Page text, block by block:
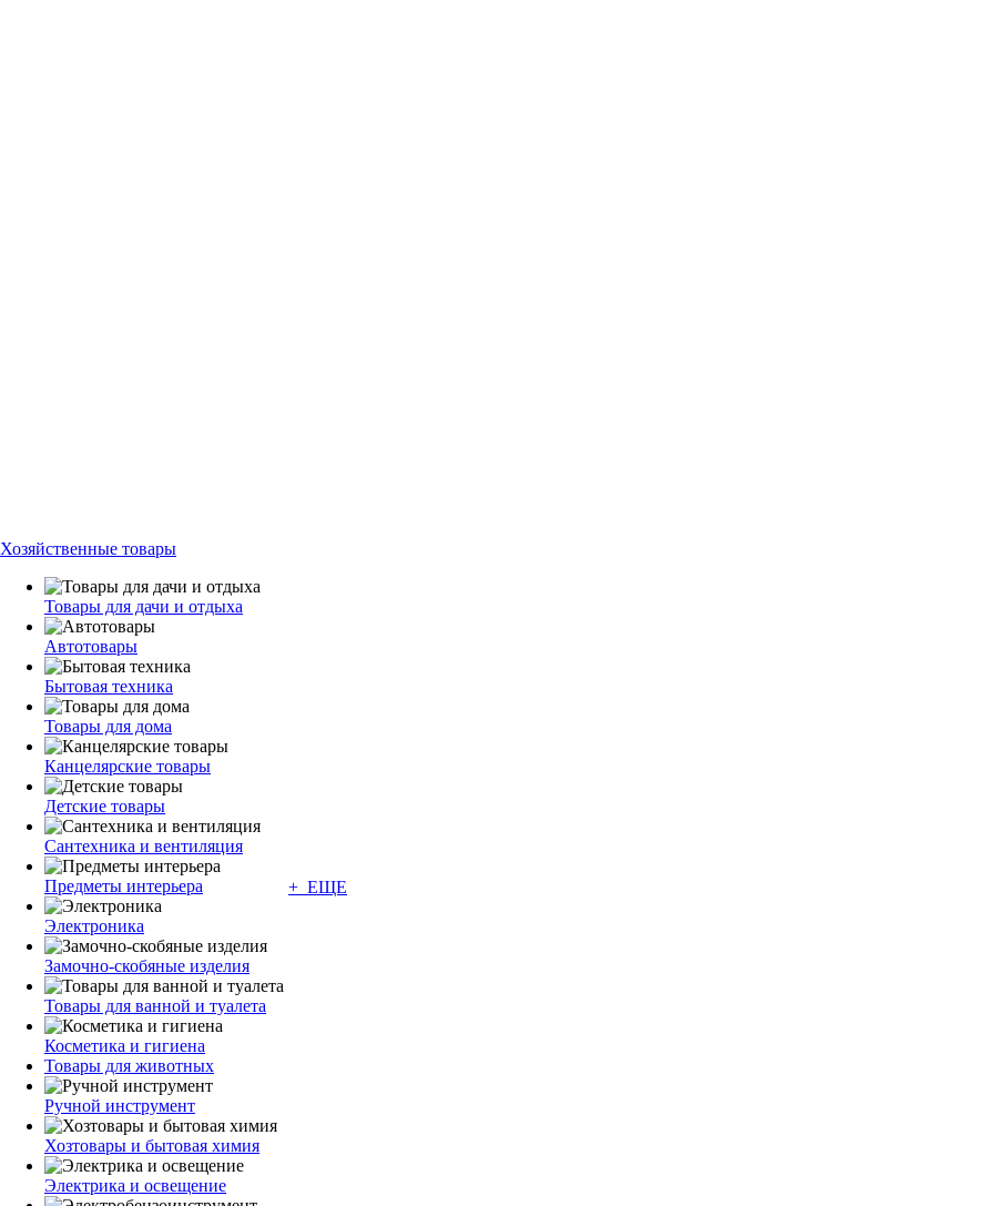
Хозяйственные товары
Товары для дачи и отдыха
Автотовары
Бытовая техника
Товары для дома
Канцелярские товары
Детские товары
Сантехника и вентиляция
Предметы интерьера
Электроника
Замочно-скобяные изделия
Товары для ванной и туалета
Косметика и гигиена
Товары для животных
Ручной инструмент
Хозтовары и бытовая химия
Электрика и освещение
+ ЕЩЕ